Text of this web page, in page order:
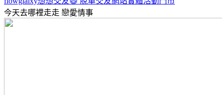
今天去哪裡走走 戀愛情事